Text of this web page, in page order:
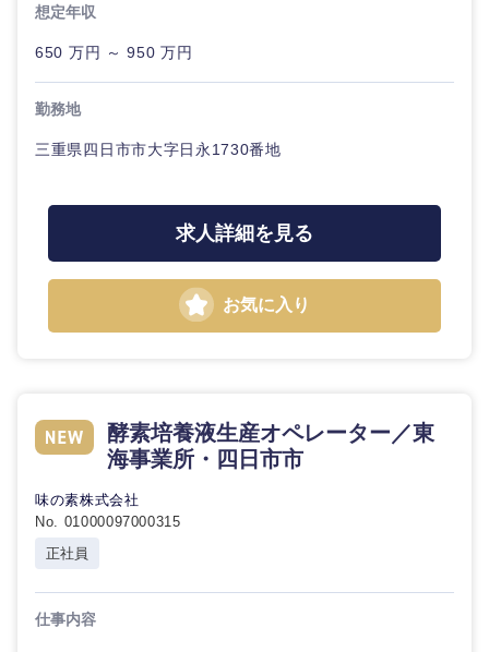
新潟県
山梨県 長野県
想定年収
650 万円 ～ 950 万円
勤務地
三重県四日市市大字日永1730番地
求人詳細を見る
お気に入り
酵素培養液生産オペレーター／東
海事業所・四日市市
味の素株式会社
No. 01000097000315
正社員
仕事内容